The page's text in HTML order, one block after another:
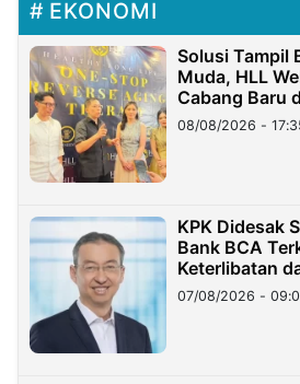
EKONOMI
Solusi Tampil
Muda, HLL
Cabang Baru
08/08/2026 -
KPK Didesak
Bank BCA
Keterlibatan
Hilangnya
Miliar
07/08/2026 -